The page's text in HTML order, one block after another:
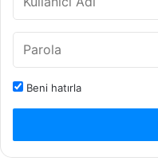
Beni hatırla